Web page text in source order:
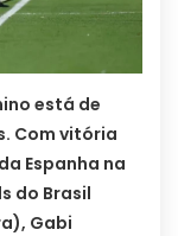
está de
Com vitória
Espanha na
do Brasil
Gabi